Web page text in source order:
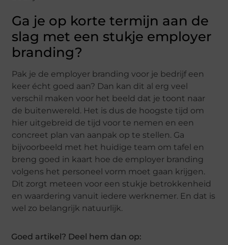
Ga je op korte termijn aan de
slag met een stukje employer
branding?
Pak je de employer branding voor je bedrijf een
keer écht goed aan? Dan kan dit al erg veel
verschil maken voor het beeld dat je toont naar
de buitenwereld. Het is dus de hoogste tijd om
hier uitgebreid de tijd voor te nemen en een
concreet plan van aanpak op te stellen. Ga
bijvoorbeeld met het huidige team om tafel en
breng goed in kaart hoe de employer branding
volgens het personeel vorm moet gaan krijgen.
Dit zorgt meteen voor een stukje betrokkenheid
en waardering vanuit iedere werknemer. En dat is
wel zo belangrijk natuurlijk.
Goed artikel? Deel hem dan op: